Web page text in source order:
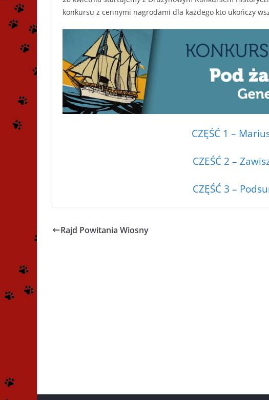
konkursu z cennymi nagrodami dla każdego kto ukończy
CZĘŚĆ 1 –
CZEŚĆ 2 –
CZĘŚĆ 3 –
Rajd Powitania Wiosny